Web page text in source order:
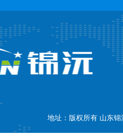
地址：版权所有 山东锦